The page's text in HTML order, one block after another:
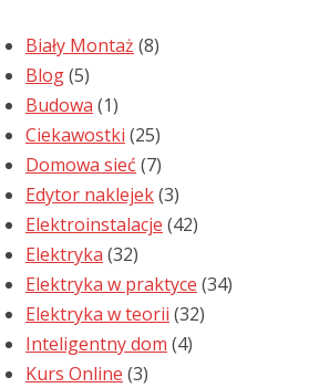
Biały Montaż (8)
Blog(5)
Budowa (1)
Ciekawostki (25)
Domowa sieć (7)
Edytor naklejek(3)
Elektroinstalacje (42)
Elektryka (32)
Elektryka w praktyce (34)
Elektryka w teorii (32)
Inteligentny dom (4)
Kurs Online (3)